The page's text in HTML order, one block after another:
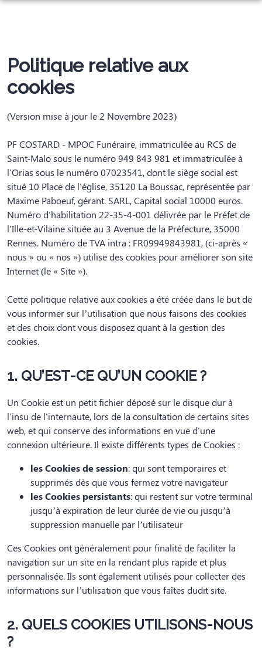
MONUMENTS FUNÉRAIRES
NOS AGENCES
SERVICES AUX FAMILLES
ESPACES HOMMAGES
Politique relative aux
cookies
(Version mise à jour le 2 Novembre 2023)
PF COSTARD - MPOC Funéraire, immatriculée au RCS de
Saint-Malo sous le numéro 949 843 981 et immatriculée à
l'Orias sous le numéro 07023541, dont le siège social est
situé 10 Place de l'église, 35120 La Boussac, représentée par
Maxime Paboeuf, gérant. SARL, Capital social 10000 euros.
Numéro d'habilitation 22-35-4-001 délivrée par le Préfet de
l'Ille-et-Vilaine située au 3 Avenue de la Préfecture, 35000
Rennes. Numéro de TVA intra : FR09949843981, (ci-après «
nous » ou « nos ») utilise des cookies pour améliorer son site
Internet (le « Site »).
Cette politique relative aux cookies a été créée dans le but de
vous informer sur l’utilisation que nous faisons des cookies
et des choix dont vous disposez quant à la gestion des
cookies.
1. QU’EST-CE QU’UN COOKIE ?
Un Cookie est un petit fichier déposé sur le disque dur à
l'insu de l'internaute, lors de la consultation de certains sites
web, et qui conserve des informations en vue d'une
connexion ultérieure. Il existe différents types de Cookies :
les Cookies de session: qui sont temporaires et
supprimés dès que vous fermez votre navigateur
les Cookies persistants: qui restent sur votre terminal
jusqu’à expiration de leur durée de vie ou jusqu’à
suppression manuelle par l’utilisateur
Ces Cookies ont généralement pour finalité de faciliter la
navigation sur un site en la rendant plus rapide et plus
personnalisée. Ils sont également utilisés pour collecter des
informations sur l’utilisation que vous faîtes dudit site.
2. QUELS COOKIES UTILISONS-NOUS
?